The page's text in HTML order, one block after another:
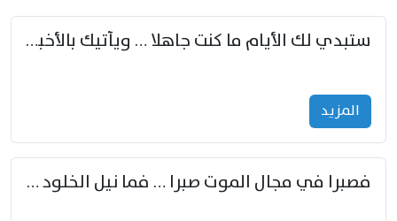
ستبدي لك الأيام ما كنت جاهلا … ويأتيك بالأخبار من لم تزوّد
المزید
فصبرا في مجال الموت صبرا … فما نيل الخلود بمستطاع